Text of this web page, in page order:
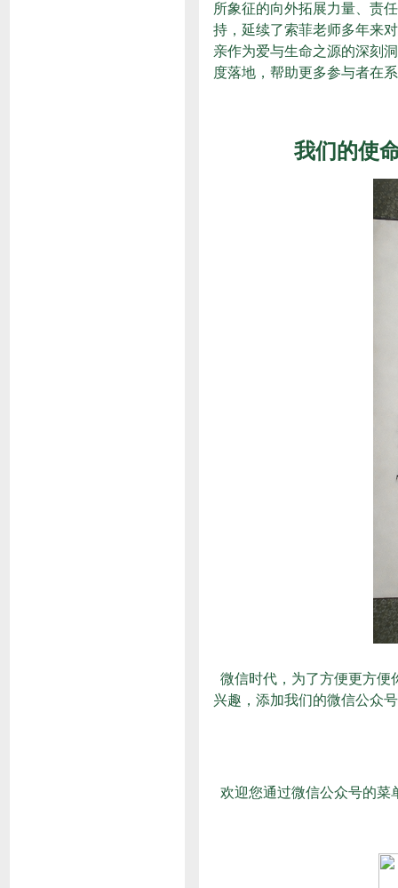
所象征的向外拓展力量、责
持，延续了索菲老师多年来
亲作为爱与生命之源的深刻
度落地，帮助更多参与者在
我们的使
微信时代，为了方便更方便
兴趣，添加我们的微信公众
欢迎您通过微信公众号的菜